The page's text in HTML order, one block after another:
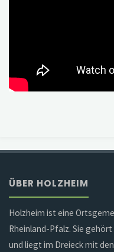
ÜBER HOLZHEIM
Holzheim ist eine
Rheinland-Pfalz. Sie
und liegt im Dreieck mit